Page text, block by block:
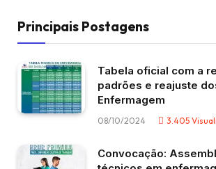
Principais Postagens
Tabela oficial com a
padrões e reajuste
Enfermagem
08/10/2024 3.405
Convocação: